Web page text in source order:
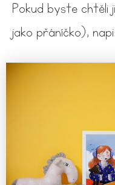
Pokud byste
jako přáníčko),